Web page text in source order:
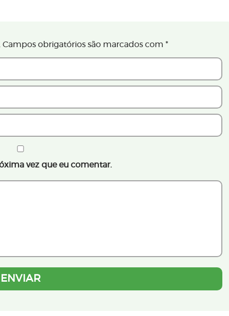
Campos obrigatórios são marcados com *
vez que eu comentar.